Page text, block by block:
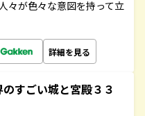
々が色々な意図を持って立
詳細を見る
すごい城と宮殿３３